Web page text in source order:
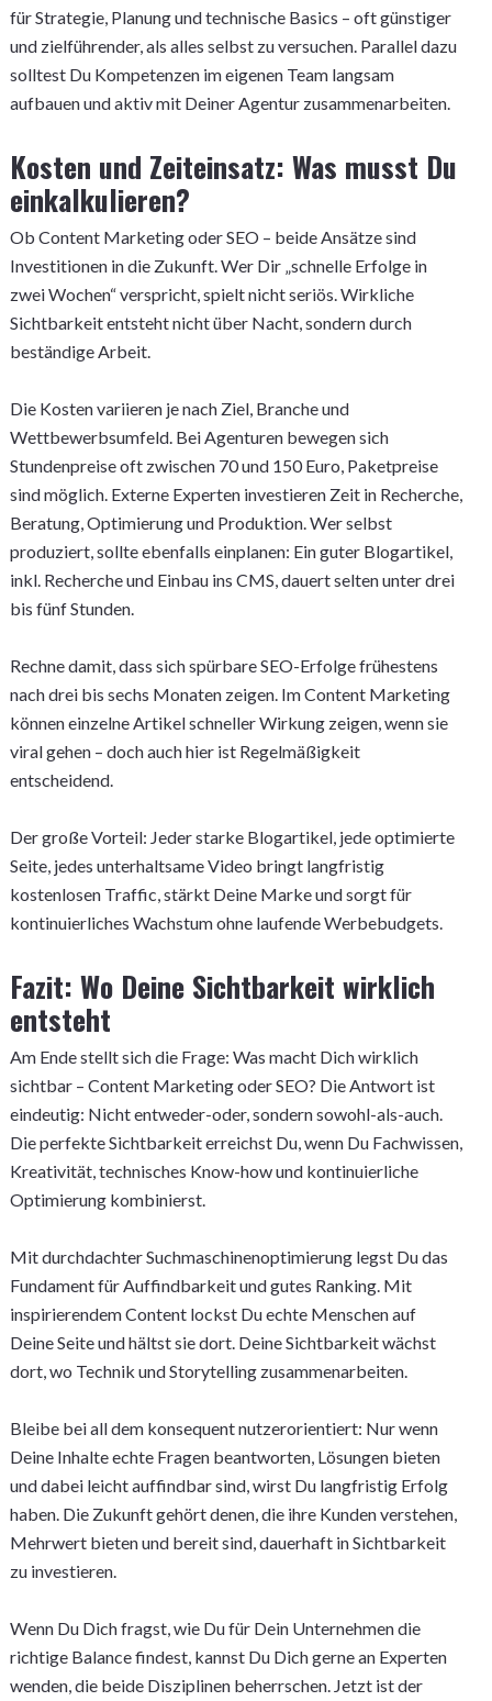
für Strategie, Planung und technische Basics – oft günstiger
und zielführender, als alles selbst zu versuchen. Parallel dazu
solltest Du Kompetenzen im eigenen Team langsam
aufbauen und aktiv mit Deiner Agentur zusammenarbeiten.
Kosten und Zeiteinsatz: Was musst Du
einkalkulieren?
Ob Content Marketing oder SEO – beide Ansätze sind
Investitionen in die Zukunft. Wer Dir „schnelle Erfolge in
zwei Wochen“ verspricht, spielt nicht seriös. Wirkliche
Sichtbarkeit entsteht nicht über Nacht, sondern durch
beständige Arbeit.
Die Kosten variieren je nach Ziel, Branche und
Wettbewerbsumfeld. Bei Agenturen bewegen sich
Stundenpreise oft zwischen 70 und 150 Euro, Paketpreise
sind möglich. Externe Experten investieren Zeit in Recherche,
Beratung, Optimierung und Produktion. Wer selbst
produziert, sollte ebenfalls einplanen: Ein guter Blogartikel,
inkl. Recherche und Einbau ins CMS, dauert selten unter drei
bis fünf Stunden.
Rechne damit, dass sich spürbare SEO-Erfolge frühestens
nach drei bis sechs Monaten zeigen. Im Content Marketing
können einzelne Artikel schneller Wirkung zeigen, wenn sie
viral gehen – doch auch hier ist Regelmäßigkeit
entscheidend.
Der große Vorteil: Jeder starke Blogartikel, jede optimierte
Seite, jedes unterhaltsame Video bringt langfristig
kostenlosen Traffic, stärkt Deine Marke und sorgt für
kontinuierliches Wachstum ohne laufende Werbebudgets.
Fazit: Wo Deine Sichtbarkeit wirklich
entsteht
Am Ende stellt sich die Frage: Was macht Dich wirklich
sichtbar – Content Marketing oder SEO? Die Antwort ist
eindeutig: Nicht entweder-oder, sondern sowohl-als-auch.
Die perfekte Sichtbarkeit erreichst Du, wenn Du Fachwissen,
Kreativität, technisches Know-how und kontinuierliche
Optimierung kombinierst.
Mit durchdachter Suchmaschinenoptimierung legst Du das
Fundament für Auffindbarkeit und gutes Ranking. Mit
inspirierendem Content lockst Du echte Menschen auf
Deine Seite und hältst sie dort. Deine Sichtbarkeit wächst
dort, wo Technik und Storytelling zusammenarbeiten.
Bleibe bei all dem konsequent nutzerorientiert: Nur wenn
Deine Inhalte echte Fragen beantworten, Lösungen bieten
und dabei leicht auffindbar sind, wirst Du langfristig Erfolg
haben. Die Zukunft gehört denen, die ihre Kunden verstehen,
Mehrwert bieten und bereit sind, dauerhaft in Sichtbarkeit
zu investieren.
Wenn Du Dich fragst, wie Du für Dein Unternehmen die
richtige Balance findest, kannst Du Dich gerne an Experten
wenden, die beide Disziplinen beherrschen. Jetzt ist der